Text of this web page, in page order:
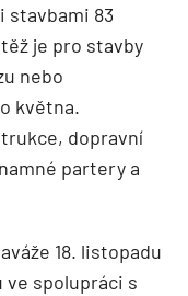
stavbami 83
je pro stavby
nebo
května.
dopravní
partery a
18. listopadu
ve spolupráci s